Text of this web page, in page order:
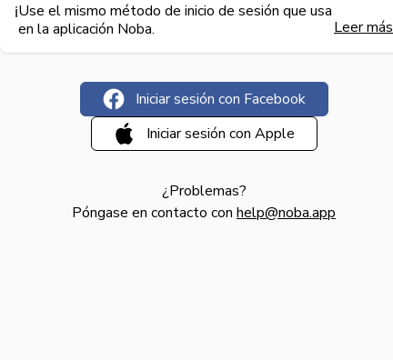
ℹ️️Use el mismo método de inicio de sesión que usa
en la aplicación Noba.
Leer más
Iniciar sesión con Facebook
Iniciar sesión con Apple
¿Problemas?
Póngase en contacto con help@noba.app